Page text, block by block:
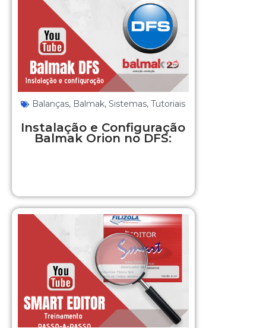
Balanças, Balmak, Sistemas, Tutoriais
Instalação e Configuração
Balmak Orion no DFS: